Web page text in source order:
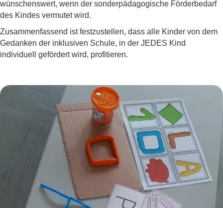
wünschenswert, wenn der sonderpädagogische Förderbedarf
des Kindes vermutet wird.
Zusammenfassend ist festzustellen, dass alle Kinder von dem
Gedanken der inklusiven Schule, in der JEDES Kind
individuell gefördert wird, profitieren.